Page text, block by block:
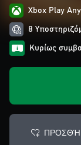
Xbox Play
8
Κυρίως